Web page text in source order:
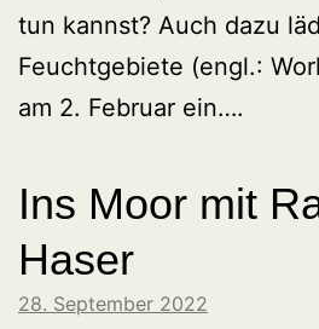
tun kannst? Auch dazu
Feuchtgebiete (engl.:
am 2. Februar ein….
Ins Moor mit
Haser
28. September 2022